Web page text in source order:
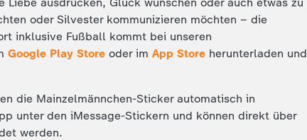
oder Silvester kommunizieren möchten – die
inklusive Fußball kommt bei unseren
Google Play Store oder im App Store herunterladen und
die Mainzelmännchen-Sticker automatisch in
unter den iMessage-Stickern und können direkt über
werden.